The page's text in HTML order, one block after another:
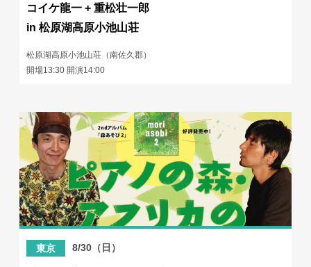
コイケ龍一 + 重松壮一郎
in 松原湖高原小池山荘
松原湖高原小池山荘（南佐久郡）
開場13:30 開演14:00
東京 8/30（日）